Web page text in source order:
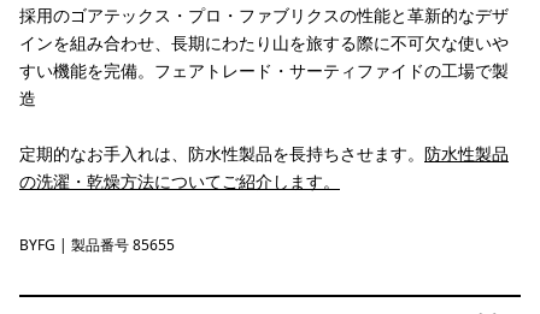
採用のゴアテックス・プロ・ファブリクスの性能と革新的なデザ
インを組み合わせ、長期にわたり山を旅する際に不可欠な使いや
すい機能を完備。フェアトレード・サーティファイドの工場で製
造
定期的なお手入れは、防水性製品を長持ちさせます。 防水性製品
の洗濯・乾燥方法についてご紹介します。
Berry Fig
BYFG | 製品番号 85655